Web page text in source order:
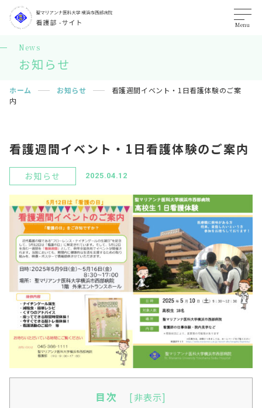
Menu
News
お知らせ
ホーム お知らせ
看護週間イベント・1日看護体験のご案
内
看護週間イベント・1日看護体験のご案内
お知らせ 2025.04.12
目次 [非表示]